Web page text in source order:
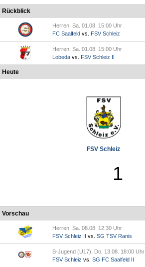
Rückblick
Herren, Sa. 01.08. 15:00 Uhr
FC Saalfeld vs. FSV Schleiz
Herren, Sa. 01.08. 15:00 Uhr
Lobeda vs. FSV Schleiz II
Heute
FSV Schleiz
1
Vorschau
Herren, Sa. 08.08. 12:30 Uhr
FSV Schleiz II vs. SG TSV Ranis
B-Jugend (U17), Do. 13.08. 18:00 Uhr
FSV Schleiz vs. SG FC Saalfeld II